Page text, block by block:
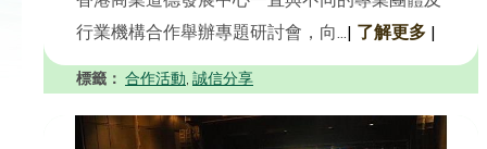
行業機構合作舉辦專題研討會，向...| 了解更多 |
標籤： 合作活動, 誠信分享